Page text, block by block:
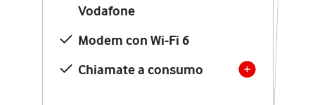
Vodafone
Modem con Wi-Fi 6
Chiamate a consumo
Modem Seven con Wi-Fi 7
Chiamate illimitate verso
numeri fissi e mobili
nazionali